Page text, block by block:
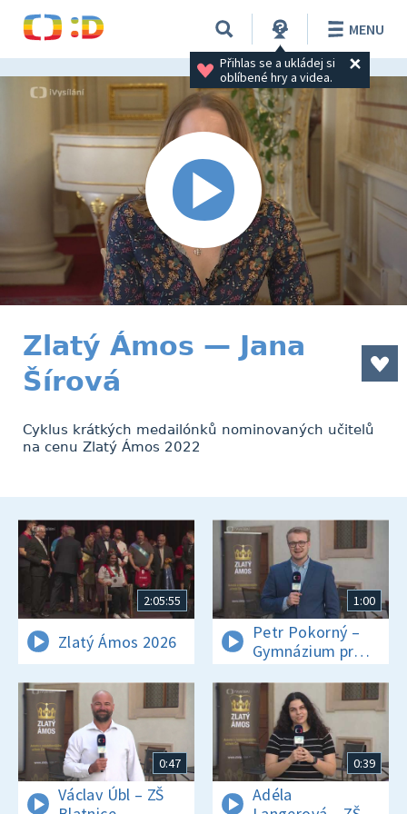
Přihlas se a ukládej si
oblíbené hry a videa.
MENU
Zlatý Ámos — Jana
Šírová
Cyklus krátkých medailónků nominovaných učitelů
na cenu Zlatý Ámos 2022
2:05:55
Zlatý Ámos 2026
1:00
Petr Pokorný –
Gymnázium prof.
Jana Patočky
(Praha)
0:47
Václav Úbl – ZŠ
0:39
Adéla